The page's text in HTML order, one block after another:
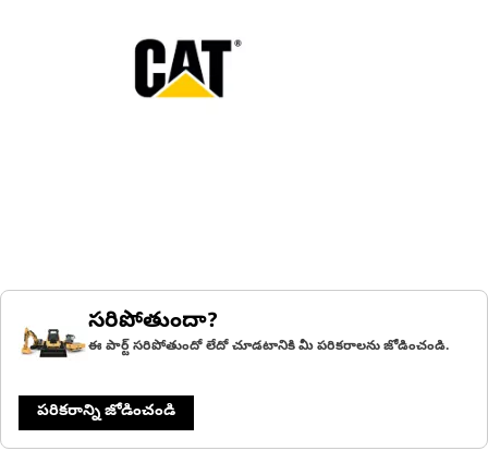
సరిపోతుందా?
ఈ పార్ట్ సరిపోతుందో లేదో చూడటానికి మీ పరికరాలను జోడించండి.
పరికరాన్ని జోడించండి